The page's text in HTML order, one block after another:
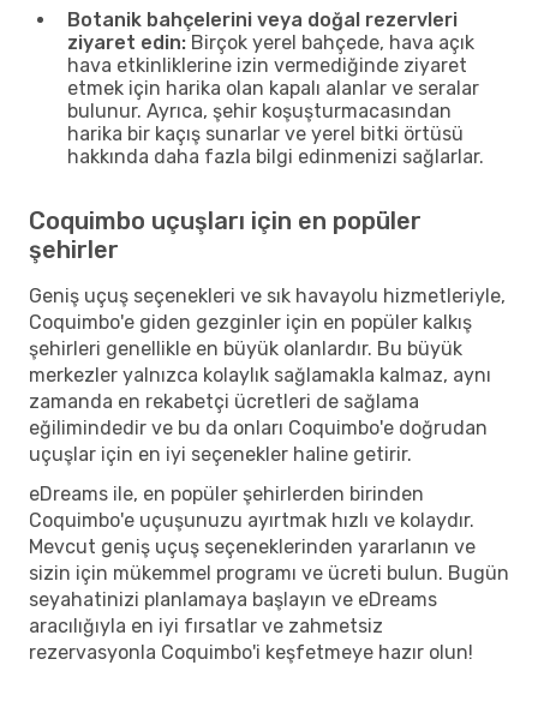
Botanik bahçelerini veya doğal rezervleri
ziyaret edin: Birçok yerel bahçede, hava açık
hava etkinliklerine izin vermediğinde ziyaret
etmek için harika olan kapalı alanlar ve seralar
bulunur. Ayrıca, şehir koşuşturmacasından
harika bir kaçış sunarlar ve yerel bitki örtüsü
hakkında daha fazla bilgi edinmenizi sağlarlar.
Coquimbo uçuşları için en popüler
şehirler
Geniş uçuş seçenekleri ve sık havayolu hizmetleriyle,
Coquimbo'e giden gezginler için en popüler kalkış
şehirleri genellikle en büyük olanlardır. Bu büyük
merkezler yalnızca kolaylık sağlamakla kalmaz, aynı
zamanda en rekabetçi ücretleri de sağlama
eğilimindedir ve bu da onları Coquimbo'e doğrudan
uçuşlar için en iyi seçenekler haline getirir.
eDreams ile, en popüler şehirlerden birinden
Coquimbo'e uçuşunuzu ayırtmak hızlı ve kolaydır.
Mevcut geniş uçuş seçeneklerinden yararlanın ve
sizin için mükemmel programı ve ücreti bulun. Bugün
seyahatinizi planlamaya başlayın ve eDreams
aracılığıyla en iyi fırsatlar ve zahmetsiz
rezervasyonla Coquimbo'i keşfetmeye hazır olun!